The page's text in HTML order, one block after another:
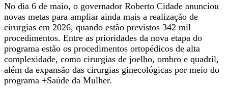
No dia 6 de maio, o governador Roberto Cidade anunciou
novas metas para ampliar ainda mais a realização de
cirurgias em 2026, quando estão previstos 342 mil
procedimentos. Entre as prioridades da nova etapa do
programa estão os procedimentos ortopédicos de alta
complexidade, como cirurgias de joelho, ombro e quadril,
além da expansão das cirurgias ginecológicas por meio do
programa +Saúde da Mulher.